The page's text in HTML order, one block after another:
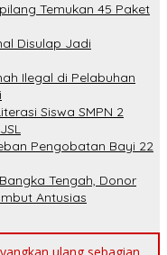
Temukan 45 Paket
Disulap Jadi
Ilegal di Pelabuhan
Siswa SMPN 2
Pengobatan Bayi 22
Tengah, Donor
Antusias